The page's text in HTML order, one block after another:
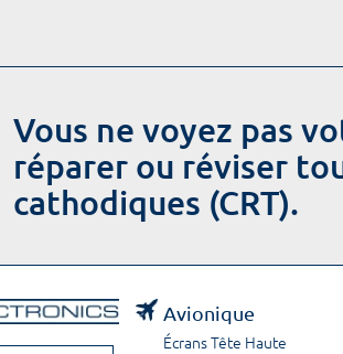
Vous ne voyez pas
réparer ou réviser
cathodiques (CRT).
Avionique
Écrans Tête Haute